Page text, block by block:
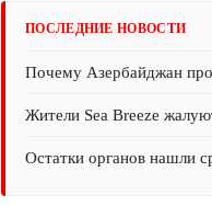
ПОСЛЕДНИЕ НОВОСТИ
Почему Азербайджан
Жители Sea Breeze
Остатки органов нашли